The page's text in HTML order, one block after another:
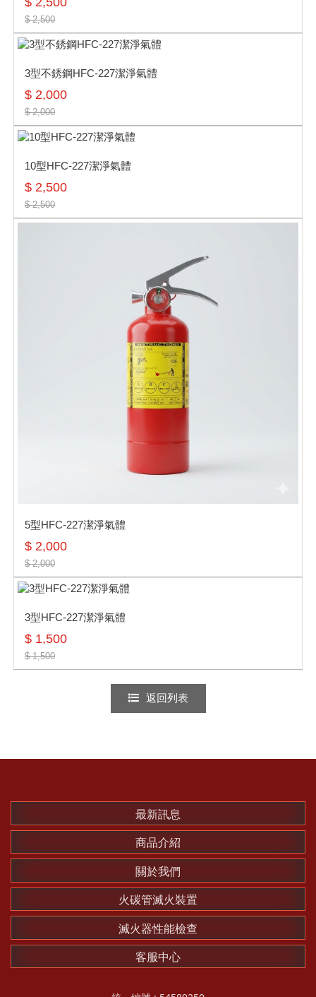
$ 2,500
3型不銹鋼HFC-227潔淨氣體
$ 2,000
$ 2,000
10型HFC-227潔淨氣體
$ 2,500
$ 2,500
5型HFC-227潔淨氣體
$ 2,000
$ 2,000
3型HFC-227潔淨氣體
$ 1,500
$ 1,500
返回列表
最新訊息
商品介紹
關於我們
火碳管滅火裝置
滅火器性能檢查
客服中心